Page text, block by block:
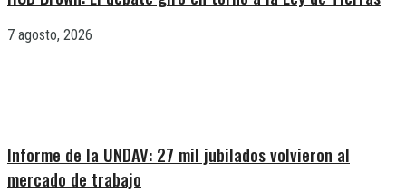
7 agosto, 2026
Informe de la UNDAV: 27 mil jubilados volvieron al
mercado de trabajo